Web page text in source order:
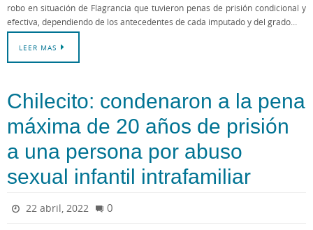
robo en situación de Flagrancia que tuvieron penas de prisión condicional y
efectiva, dependiendo de los antecedentes de cada imputado y del grado…
LEER MAS
Chilecito: condenaron a la pena
máxima de 20 años de prisión
a una persona por abuso
sexual infantil intrafamiliar
22 abril, 2022 0